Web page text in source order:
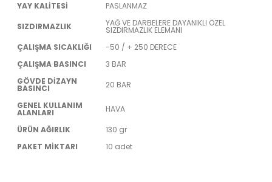
YAY KALİTESİ
PASLANMAZ
SIZDIRMAZLIK
YAĞ VE DARBELERE DAYANIKLI ÖZEL
SIZDIRMAZLIK ELEMANI
ÇALIŞMA SICAKLIĞI
-50 / + 250 DERECE
ÇALIŞMA BASINCI
3 BAR
GÖVDE DİZAYN
BASINCI
20 BAR
GENEL KULLANIM
ALANLARI
HAVA
ÜRÜN AĞIRLIK
130 gr
PAKET MİKTARI
10 adet